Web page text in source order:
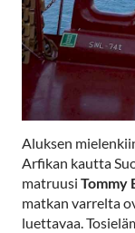
Aluksen
Arfikan kautta
matruusi Tommy
matkan varrelta
luettavaa.